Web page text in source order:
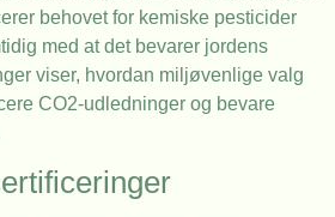
behovet for kemiske pesticider
med at det bevarer jordens
viser, hvordan miljøvenlige valg
CO2-udledninger og bevare